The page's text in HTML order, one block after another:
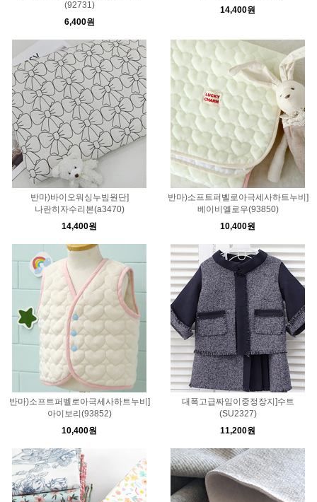
(92731)
6,400원
14,400원
반마)바이오워싱누빔원단]
나란히자수리본(a3470)
14,400원
반마)소프트퍼벨로아극세사하트누비]
베이비옐로우(93850)
10,400원
반마)소프트퍼벨로아극세사하트누비]
아이보리(93852)
10,400원
대폭고급짜임이중정장지]수트
(SU2327)
11,200원